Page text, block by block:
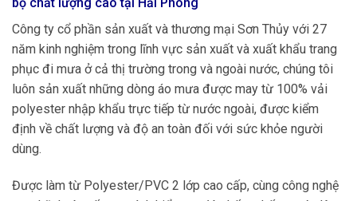
bộ chất lượng cao tại Hải Phòng
Công ty cổ phần sản xuất và thương mại Sơn Thủy với 27
năm kinh nghiệm trong lĩnh vực sản xuất và xuất khẩu trang
phục đi mưa ở cả thị trường trong và ngoài nước, chúng tôi
luôn sản xuất những dòng áo mưa được may từ 100% vải
polyester nhập khẩu trực tiếp từ nước ngoài, được kiểm
định về chất lượng và độ an toàn đối với sức khỏe người
dùng.
Được làm từ Polyester/PVC 2 lớp cao cấp, cùng công nghệ